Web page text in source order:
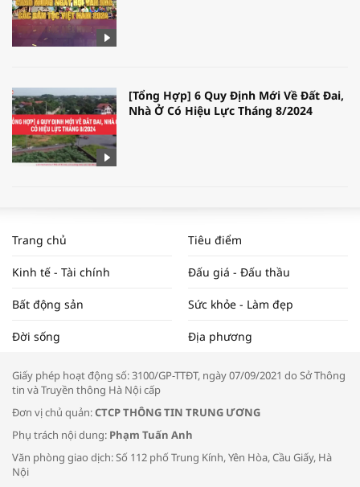
[Tổng Hợp] 6 Quy Định Mới Về Đất Đai,
Nhà Ở Có Hiệu Lực Tháng 8/2024
ĐẬP THỊ TRƯỜNG #62
Tọa đàm “Xúc tiến thương mại: Khơi
thông đầu ra cho sản phẩm OCOP”
Bác sĩ tư vấn cách phòng tránh bệnh
đường hô hấp trong thời tiết giao mùa
Trang chủ Tiêu điểm
Kinh tế - Tài chính Đấu giá - Đấu thầu
Bất động sản Sức khỏe - Làm đẹp
Đời sống Địa phương
Giấy phép hoạt động số: 3100/GP-TTĐT, ngày 07/09/2021 do Sở Thông
tin và Truyền thông Hà Nội cấp
Đơn vị chủ quản:CTCP THÔNG TIN TRUNG ƯƠNG
Phụ trách nội dung: Phạm Tuấn Anh
Văn phòng giao dịch: Số 112 phố Trung Kính, Yên Hòa, Cầu Giấy, Hà
Nội